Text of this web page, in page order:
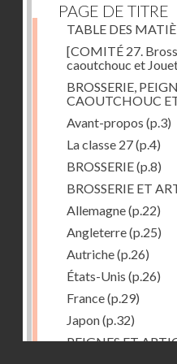
PAGE DE TITRE
TABLE DES
[COMITÉ 27.
caoutchouc et
BROSSERIE,
CAOUTCHOUC
Avant-propos (p.3)
La classe 27(p.4)
BROSSERIE(p.8)
BROSSERIE ET
Allemagne(p.22)
Angleterre(p.25)
Autriche(p.26)
États-Unis (p.26)
France(p.29)
Japon(p.32)
PEIGNES ET